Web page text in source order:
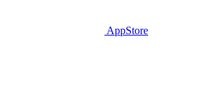
AppStore